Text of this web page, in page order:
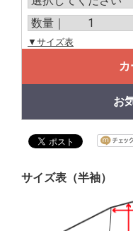
▼サイズ表
お
サイズ表（半袖）